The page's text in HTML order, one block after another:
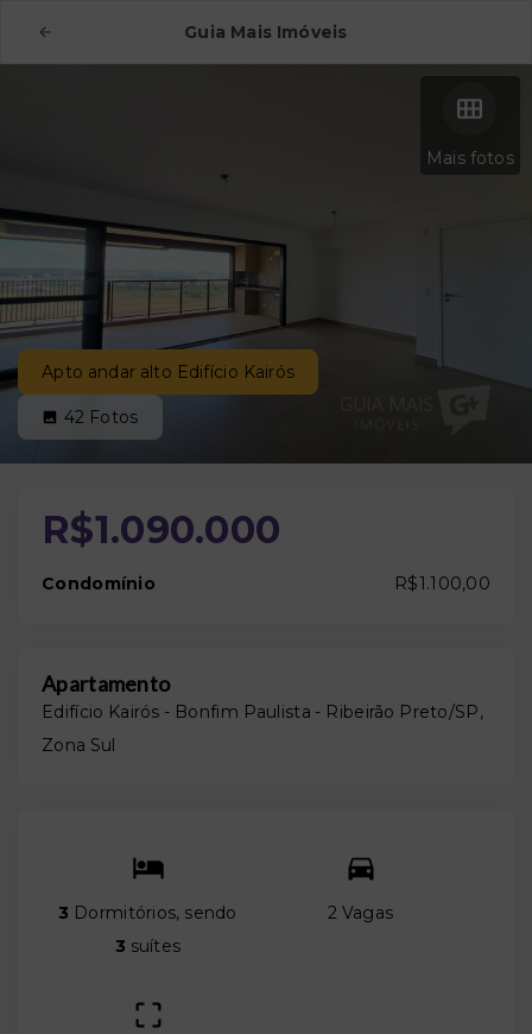
Guia Mais Imóveis
Mais fotos
Apto andar alto Edifício Kairós
42 Fotos
R$1.090.000
Condomínio R$1.100,00
Apartamento
Edifício Kairós - Bonfim Paulista - Ribeirão Preto/SP,
Zona Sul
3 Dormitórios, sendo
3 suítes
2 Vagas